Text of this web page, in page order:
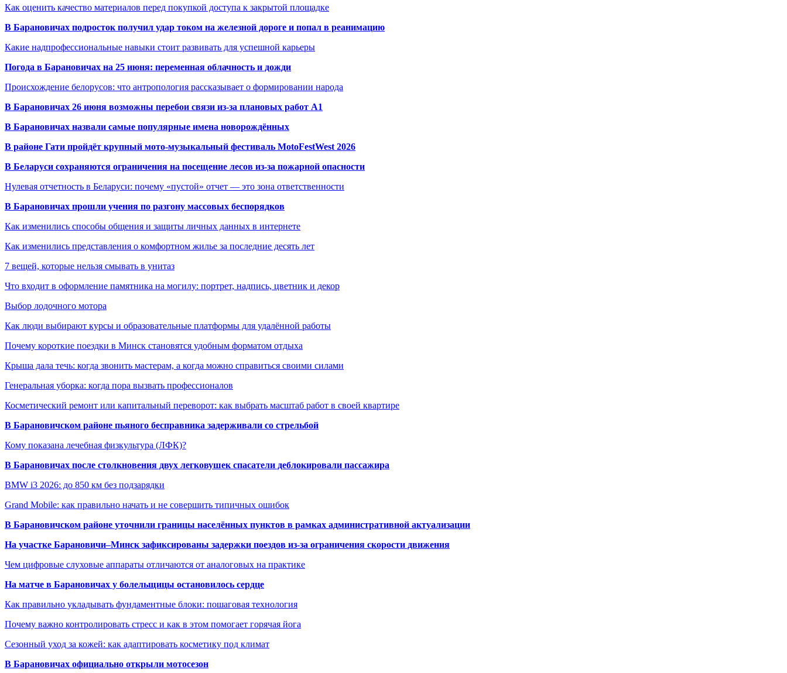
Как оценить качество материалов перед покупкой доступа к закрытой площадке
В Барановичах подросток получил удар током на железной дороге и попал в реанимацию
Какие надпрофессиональные навыки стоит развивать для успешной карьеры
Погода в Барановичах на 25 июня: переменная облачность и дожди
Происхождение белорусов: что антропология рассказывает о формировании народа
В Барановичах 26 июня возможны перебои связи из-за плановых работ A1
В Барановичах назвали самые популярные имена новорождённых
В районе Гати пройдёт крупный мото-музыкальный фестиваль MotoFestWest 2026
В Беларуси сохраняются ограничения на посещение лесов из-за пожарной опасности
Нулевая отчетность в Беларуси: почему «пустой» отчет — это зона ответственности
В Барановичах прошли учения по разгону массовых беспорядков
Как изменились способы общения и защиты личных данных в интернете
Как изменились представления о комфортном жилье за последние десять лет
7 вещей, которые нельзя смывать в унитаз
Что входит в оформление памятника на могилу: портрет, надпись, цветник и декор
Выбор лодочного мотора
Как люди выбирают курсы и образовательные платформы для удалённой работы
Почему короткие поездки в Минск становятся удобным форматом отдыха
Крыша дала течь: когда звонить мастерам, а когда можно справиться своими силами
Генеральная уборка: когда пора вызвать профессионалов
Косметический ремонт или капитальный переворот: как выбрать масштаб работ в своей квартире
В Барановичском районе пьяного бесправника задерживали со стрельбой
Кому показана лечебная физкультура (ЛФК)?
В Барановичах после столкновения двух легковушек спасатели деблокировали пассажира
BMW i3 2026: до 850 км без подзарядки
Grand Mobile: как правильно начать и не совершить типичных ошибок
В Барановичском районе уточнили границы населённых пунктов в рамках административной актуализации
На участке Барановичи–Минск зафиксированы задержки поездов из-за ограничения скорости движения
Чем цифровые слуховые аппараты отличаются от аналоговых на практике
На матче в Барановичах у болельщицы остановилось сердце
Как правильно укладывать фундаментные блоки: пошаговая технология
Почему важно контролировать стресс и как в этом помогает горячая йога
Сезонный уход за кожей: как адаптировать косметику под климат
В Барановичах официально открыли мотосезон